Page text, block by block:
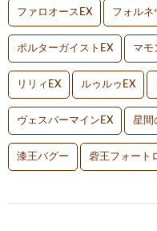
ファロオースEX フォルネ
ポルターガイストEX マモ
リリィEX ルゥルゥEX
ヴェスパーマインEX 星間
漆王バグー 砦王フォート